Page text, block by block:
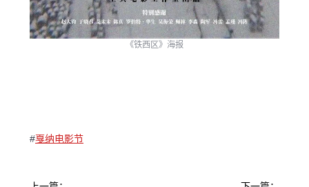
《铁西区》海报
#戛纳电影节